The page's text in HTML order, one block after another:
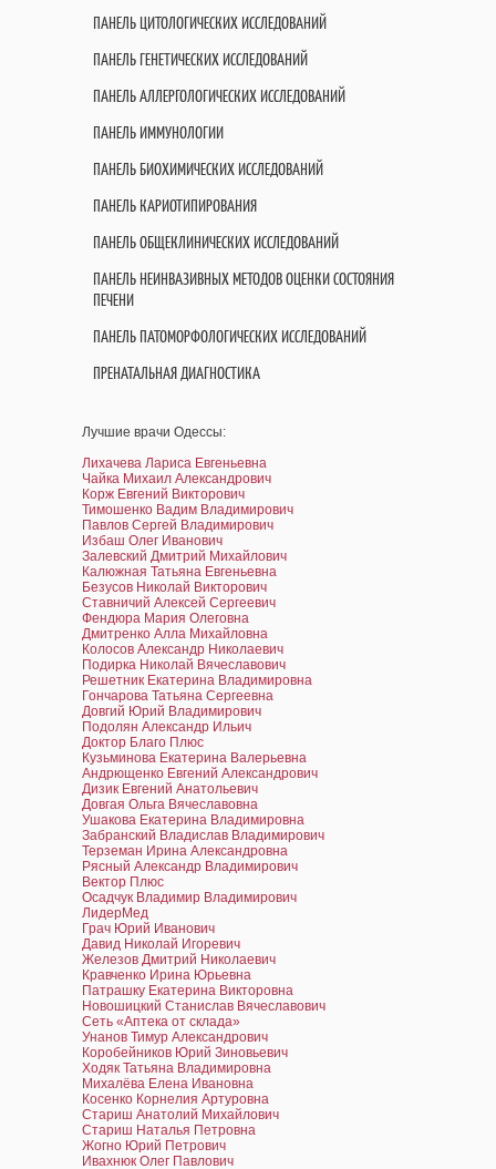
ПАНЕЛЬ ЦИТОЛОГИЧЕСКИХ ИССЛЕДОВАНИЙ
ПАНЕЛЬ ГЕНЕТИЧЕСКИХ ИССЛЕДОВАНИЙ
ПАНЕЛЬ АЛЛЕРГОЛОГИЧЕСКИХ ИССЛЕДОВАНИЙ
ПАНЕЛЬ ИММУНОЛОГИИ
ПАНЕЛЬ БИОХИМИЧЕСКИХ ИССЛЕДОВАНИЙ
ПАНЕЛЬ КАРИОТИПИРОВАНИЯ
ПАНЕЛЬ ОБЩЕКЛИНИЧЕСКИХ ИССЛЕДОВАНИЙ
ПАНЕЛЬ НЕИНВАЗИВНЫХ МЕТОДОВ ОЦЕНКИ СОСТОЯНИЯ
ПЕЧЕНИ
ПАНЕЛЬ ПАТОМОРФОЛОГИЧЕСКИХ ИССЛЕДОВАНИЙ
ПРЕНАТАЛЬНАЯ ДИАГНОСТИКА
Лучшие врачи Одессы:
Лихачева Лариса Евгеньевна
Чайка Михаил Александрович
Корж Евгений Викторович
Тимошенко Вадим Владимирович
Павлов Сергей Владимирович
Избаш Олег Иванович
Залевский Дмитрий Михайлович
Калюжная Татьяна Евгеньевна
Безусов Николай Викторович
Ставничий Алексей Сергеевич
Фендюра Мария Олеговна
Дмитренко Алла Михайловна
Колосов Александр Николаевич
Подирка Николай Вячеславович
Решетник Екатерина Владимировна
Гончарова Татьяна Сергеевна
Довгий Юрий Владимирович
Подолян Александр Ильич
Доктор Благо Плюс
Кузьминова Екатерина Валерьевна
Андрющенко Евгений Александрович
Дизик Евгений Анатольевич
Довгая Ольга Вячеславовна
Ушакова Екатерина Владимировна
Забранский Владислав Владимирович
Терземан Ирина Александровна
Рясный Александр Владимирович
Вектор Плюс
Осадчук Владимир Владимирович
ЛидерМед
Грач Юрий Иванович
Давид Николай Игоревич
Железов Дмитрий Николаевич
Кравченко Ирина Юрьевна
Патрашку Екатерина Викторовна
Новошицкий Станислав Вячеславович
Сеть «Аптека от склада»
Унанов Тимур Александрович
Коробейников Юрий Зиновьевич
Ходяк Татьяна Владимировна
Михалёва Елена Ивановна
Косенко Корнелия Артуровна
Стариш Анатолий Михайлович
Стариш Наталья Петровна
Жогно Юрий Петрович
Ивахнюк Олег Павлович